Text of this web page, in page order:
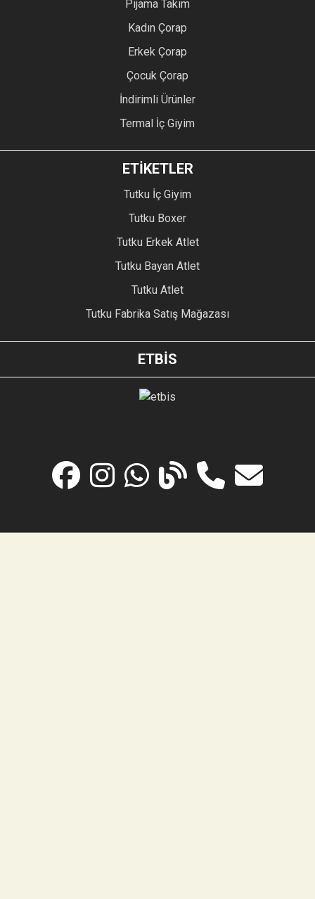
Pijama Takım
Kadın Çorap
Erkek Çorap
Çocuk Çorap
İndirimli Ürünler
Termal İç Giyim
ETİKETLER
Tutku İç Giyim
Tutku Boxer
Tutku Erkek Atlet
Tutku Bayan Atlet
Tutku Atlet
Tutku Fabrika Satış Mağazası
ETBİS